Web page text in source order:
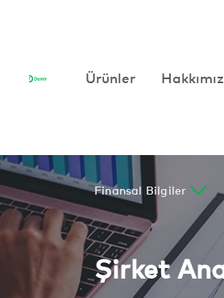
Ürünler
Ürünler
Finansal Bilgiler
Şirket